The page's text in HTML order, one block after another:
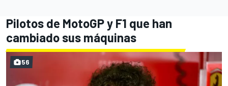
Pilotos de MotoGP y F1 que han
cambiado sus máquinas
56